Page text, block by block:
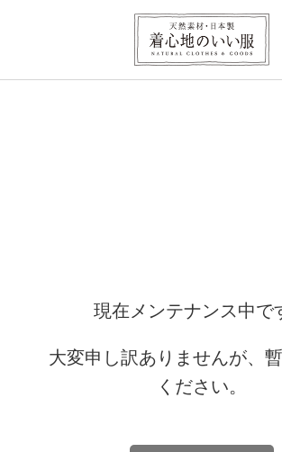
現在メンテナンス中で
大変申し訳ありませんが、
ください。